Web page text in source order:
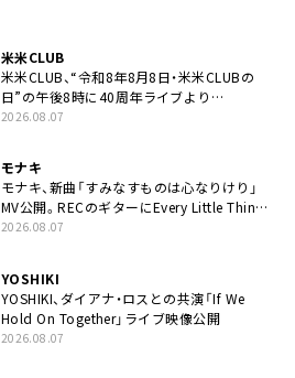
米米CLUB
米米CLUB、“令和8年8月8日・米米CLUBの
日”の午後8時に40周年ライブより
「FANtachy medley」を88年限定公開
2026.08.07
モナキ
モナキ、新曲「すみなすものは心なりけり」
MV公開。RECのギターにEvery Little Thing・
伊藤一朗参加も
2026.08.07
YOSHIKI
YOSHIKI、ダイアナ・ロスとの共演「If We
Hold On Together」ライブ映像公開
2026.08.07